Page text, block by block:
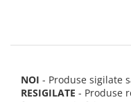
NOI - Produse sigilate
RESIGILATE - Produse